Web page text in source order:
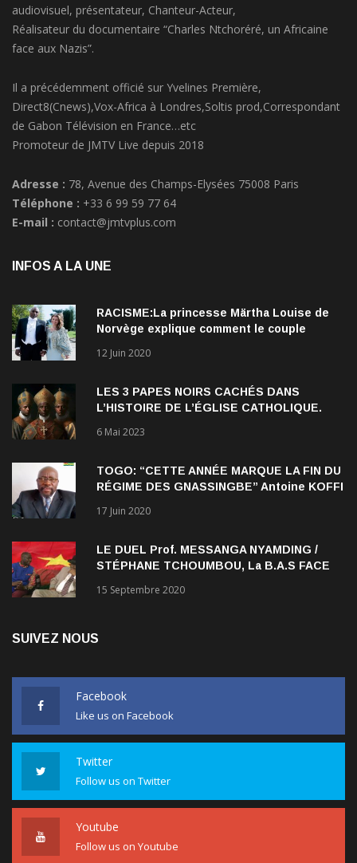
audiovisuel, présentateur, Chanteur-Acteur,
Réalisateur du documentaire “Charles Ntchoréré, un Africaine
face aux Nazis”.
Il a précédemment officié sur Yvelines Première,
Direct8(Cnews),Vox-Africa à Londres,Soltis prod,Correspondant
de Gabon Télévision en France…etc
Promoteur de JMTV Live depuis 2018
Adresse : 78, Avenue des Champs-Elysées 75008 Paris
Téléphone : +33 6 99 59 77 64
E-mail : contact@jmtvplus.com
INFOS A LA UNE
RACISME:La princesse Märtha Louise de
Norvège explique comment le couple
Verrett lui a ouvert les yeux sur le racisme
12 Juin 2020
LES 3 PAPES NOIRS CACHÉS DANS
L’HISTOIRE DE L’ÉGLISE CATHOLIQUE.
6 Mai 2023
TOGO: “CETTE ANNÉE MARQUE LA FIN DU
RÉGIME DES GNASSINGBE” Antoine KOFFI
17 Juin 2020
LE DUEL Prof. MESSANGA NYAMDING /
STÉPHANE TCHOUMBOU, La B.A.S FACE
15 Septembre 2020
SUIVEZ NOUS
Facebook
Like us on Facebook
Twitter
Follow us on Twitter
Youtube
Follow us on Youtube